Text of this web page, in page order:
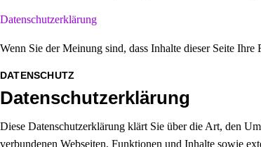
Datenschutzerklärung
Wenn Sie der Meinung sind, dass Inhalte dieser Seite
DATENSCHUTZ
Datenschutzerklärung
Diese Datenschutzerklärung klärt Sie über die Art, den
verbundenen Webseiten, Funktionen und Inhalte sowie